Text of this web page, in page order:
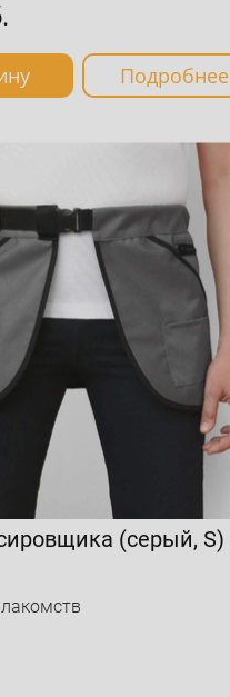
Подробнее
(серый, S)